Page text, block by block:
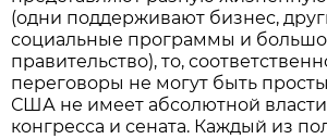
(одни поддерживают бизнес,
социальные программы и
правительство), то,
переговоры не могут быть
США не имеет абсолютной
конгресса и сената. Каждый из